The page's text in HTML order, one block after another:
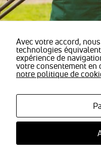
© Stavila -Mentions légales
| Tous
Avec votre accord,
technologies
expérience de
votre consentement en
notre politique de